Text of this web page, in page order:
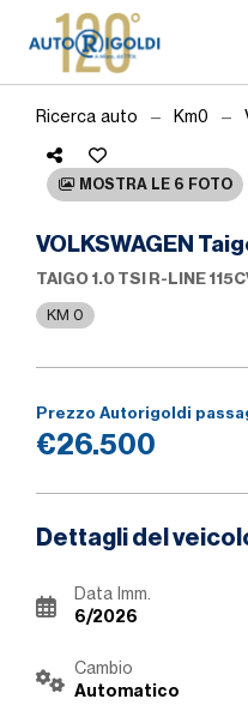
Ricerca auto Km0
MOSTRA LE 6 FOTO
VOLKSWAGEN
TAIGO 1.0 TSI R-LINE
KM 0
Prezzo Autorigoldi
€26.500
Dettagli del
Data Imm.
6/2026
Cambio
Automatico